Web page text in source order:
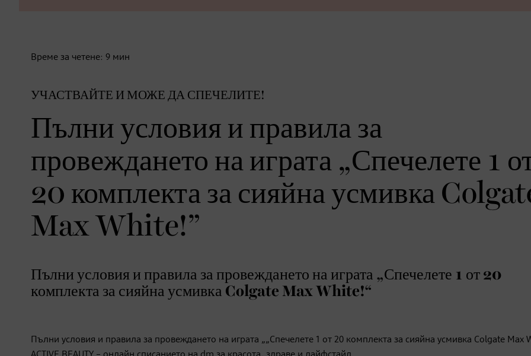
Време за четене: 9 мин
УЧАСТВАЙТЕ И МОЖЕ ДА СПЕЧЕЛИТЕ!
Пълни условия и правила за
провеждането на играта „Спечелете 1
20 комплекта за сияйна усмивка
Max White!”
Пълни условия и правила за провеждането на играта „Спечелете 1 от 20
комплекта за сияйна усмивка Colgate Max White!“
Пълни условия и правила за провеждането на играта „„Спечелете 1 от 20 комплекта за сияйна усмивка Colgate Max